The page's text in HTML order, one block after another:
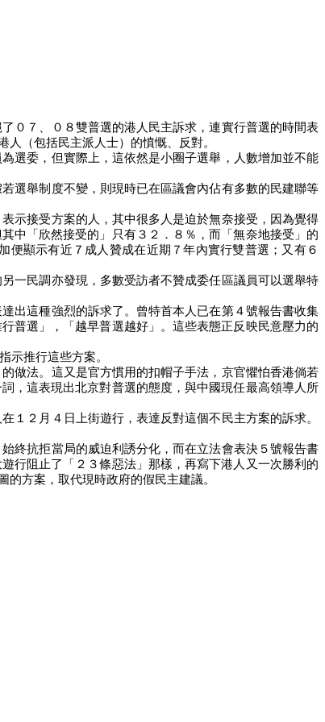
０７、０８雙普選的港人民主訴求，連實行普選的時間表
（包括民主派人士）的憤慨、反對。
選委，但實際上，這依然是小圈子選舉，人數增加並不能
選舉制度不變，則現時已在區議會內佔有多數的民建聯等
示接受方案的人，其中很多人是迫於無奈接受，因為覺得
中「欣然接受的」只有３２．８％，而「無奈地接受」的
顯示有近７成人贊成在近期７年內實行雙普選；又有６
一民調亦發現，多數受訪者不贊成委任區議員可以選舉特
出這種強烈的訴求了。曾特首本人已在第４號報告書收集
普選」，「越早普選越好」。這些表態正反映民意壓力的
示推行這些方案。
做法。這又是官方慣用的扣帽子手法，京官懼怕香港倘若
，這表現出北京對普選的態度，與中國現任最高領導人所
１２月４日上街遊行，表達反對這個不民主方案的訴求。
終抗拒當局的威迫利誘分化，而在立法會表決５號報告書
行阻止了「２３條惡法」那樣，再寫下港人又一次勝利的
方案，取代現時政府的假民主建議。